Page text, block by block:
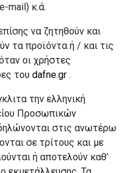
mail) κ.ά.
να ζητηθούν και
τα προϊόντα ή / και τις
οι χρήστες
του dafne.gr .
την ελληνική
Προσωπικών
στις ανωτέρω
σε τρίτους και με
ή αποτελούν καθ’